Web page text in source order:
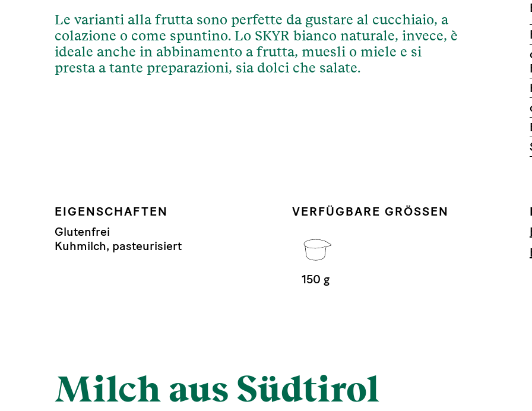
Le varianti alla frutta sono perfette da gustare al cucchiaio, a
colazione o come spuntino. Lo SKYR bianco naturale, invece, è
ideale anche in abbinamento a frutta, muesli o miele e si
presta a tante preparazioni, sia dolci che salate.
EIGENSCHAFTEN
Glutenfrei
Kuhmilch, pasteurisiert
VERFÜGBARE GRÖSSEN
150 g
Milch aus Südtirol